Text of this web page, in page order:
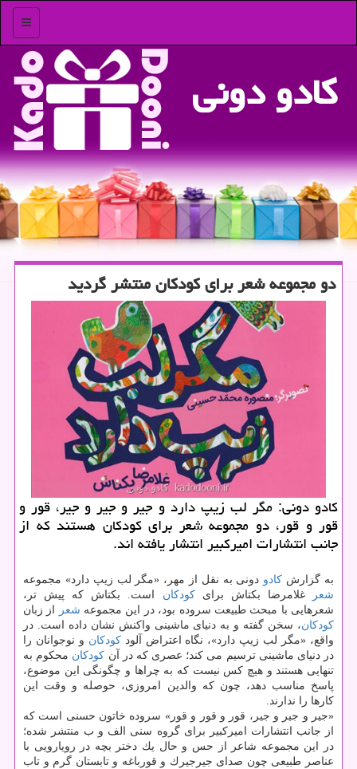
منو
كادو دونی
دو مجموعه شعر برای كودكان منتشر گردید
كادو دونی: مگر لب زیپ دارد و جیر و جیر و جیر، قور و
قور و قور، دو مجموعه شعر برای كودكان هستند كه از
جانب انتشارات امیركبیر انتشار یافته اند.
به گزارش كادو دونی به نقل از مهر، «مگر لب زیپ دارد» مجموعه
شعر
غلامرضا بكتاش برایكودكان است. بكتاش كه پیش تر،
شعرهایی با مبحث طبیعت سروده بود، در این مجموعه شعر
از زبان
كودكان، سخن گفته و به دنیای ماشینی واكنش نشان داده است. در
واقع، «مگر لب زیپ دارد»، نگاه اعتراض آلودكودكان و نوجوانان را
در دنیای ماشینی ترسیم می كند؛ عصری كه در آن كودكان محكوم به
تنهایی هستند و هیچ كس نیست كه به چراها و چگونگی این موضوع،
پاسخ مناسب دهد، چون كه والدین امروزی، حوصله و وقت این
كارها را ندارند.
«جیر و جیر و جیر، قور و قور و قور» سروده خاتون حسنی است كه
از جانب انتشارات امیركبیر برای گروه سنی الف و ب منتشر شده؛
در این مجموعه شاعر از حس و حال یك دختر بچه در رویارویی با
عناصر طبیعی چون صدای جیرجیرك و قورباغه و تابستان گرم و تاب